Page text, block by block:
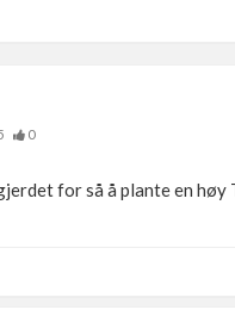
0
for så å plante en høy